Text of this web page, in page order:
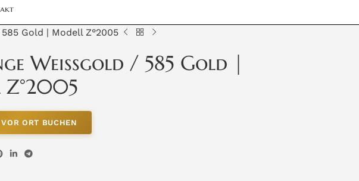
Gold | Modell Z°2005
Weissgold / 585 Gold |
ORT BUCHEN